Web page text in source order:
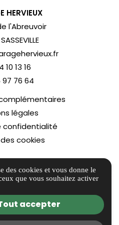
HERVIEUX
l'Abreuvoir
10 13 16
97 76 64
légales
confidentialité
cookies
des cookies et vous donne le
que vous souhaitez activer
accepter